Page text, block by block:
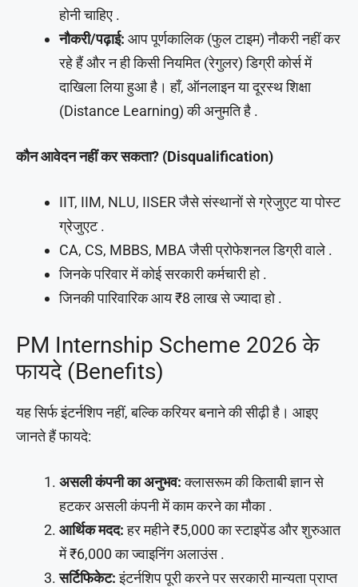
होनी चाहिए .
नौकरी/पढ़ाई: आप पूर्णकालिक (फुल टाइम) नौकरी नहीं कर
रहे हैं और न ही किसी नियमित (रेगुलर) डिग्री कोर्स में
दाखिला लिया हुआ है। हाँ, ऑनलाइन या दूरस्थ शिक्षा
(Distance Learning) की अनुमति है .
कौन आवेदन नहीं कर सकता? (Disqualification)
IIT, IIM, NLU, IISER जैसे संस्थानों से ग्रेजुएट या पोस्ट
ग्रेजुएट .
CA, CS, MBBS, MBA जैसी प्रोफेशनल डिग्री वाले .
जिनके परिवार में कोई सरकारी कर्मचारी हो .
जिनकी पारिवारिक आय ₹8 लाख से ज्यादा हो .
PM Internship Scheme 2026 के
फायदे (Benefits)
यह सिर्फ इंटर्नशिप नहीं, बल्कि करियर बनाने की सीढ़ी है। आइए
जानते हैं फायदे:
असली कंपनी का अनुभव:क्लासरूम की किताबी ज्ञान से
हटकर असली कंपनी में काम करने का मौका .
आर्थिक मदद:हर महीने ₹5,000 का स्टाइपेंड और शुरुआत
में ₹6,000 का ज्वाइनिंग अलाउंस .
सर्टिफिकेट:इंटर्नशिप पूरी करने पर सरकारी मान्यता प्राप्त